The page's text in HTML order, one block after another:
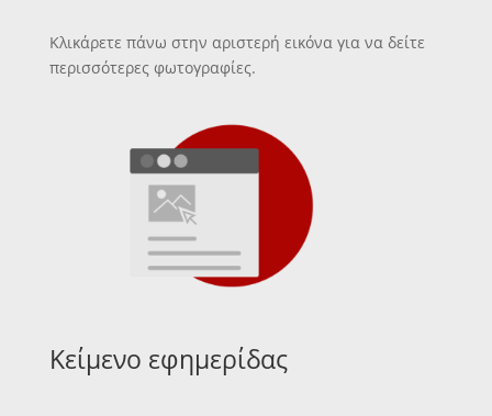
Κλικάρετε πάνω στην αριστερή εικόνα για να δείτε
περισσότερες φωτογραφίες.
Κείμενο εφημερίδας